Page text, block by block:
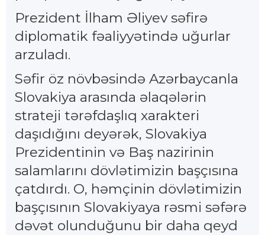
Prezident İlham Əliyev səfirə
diplomatik fəaliyyətində uğurlar
arzuladı.
Səfir öz növbəsində Azərbaycanla
Slovakiya arasında əlaqələrin
strateji tərəfdaşlıq xarakteri
daşıdığını deyərək, Slovakiya
Prezidentinin və Baş nazirinin
salamlarını dövlətimizin başçısına
çatdırdı. O, həmçinin dövlətimizin
başçısının Slovakiyaya rəsmi səfərə
dəvət olunduğunu bir daha qeyd